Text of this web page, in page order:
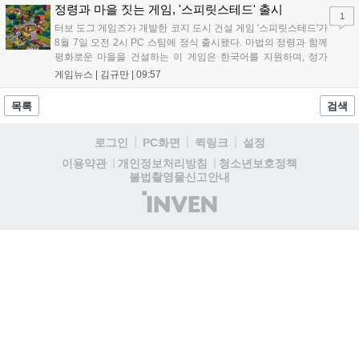
라고 밝혀 향후 행보에 기대감을 모으고 있다. 상세 정보는 공식 홈페이
지에서 확인 가능하다....
정령과 마을 짓는 게임, '스피릿스테드' 출시
터보 도그 게임즈가 개발한 코지 도시 건설 게임 '스피릿스테드'가
8월 7일 오전 2시 PC 스팀에 정식 출시됐다. 마법의 정령과 함께
평화로운 마을을 건설하는 이 게임은 한국어를 지원하며, 정가
10,700원에서 10% 할인된 9,630원에 판매된다. 플레이어는 어
고 정령을 활용해 공동체를 성장시킬 수 있다. 따뜻한 손그림 그
래픽이 특징이며, 부담 없이 즐길 수 있는 힐링 게임으로 기대를
게임뉴스 | 김규만 09:57
1
목록 검색
로그인 PC화면 퀵링크
설정
이용약관
개인정보처리방침
청소년보호정책
불법촬영물신고안내
(주)
인